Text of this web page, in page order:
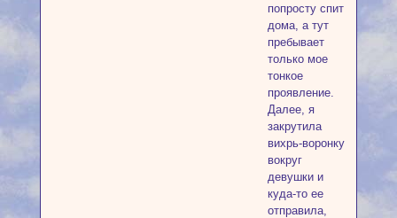
попросту спит
дома, а тут
пребывает
только мое
тонкое
проявление.
Далее, я
закрутила
вихрь-воронку
вокруг
девушки и
куда-то ее
отправила,